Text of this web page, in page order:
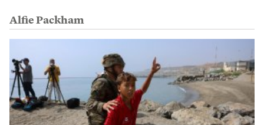
Alfie Packham